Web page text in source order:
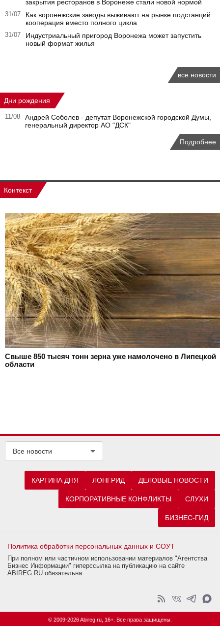
закрытия ресторанов в Воронеже стали новой нормой
31/07
Как воронежские заводы выживают на рынке подстанций:
кооперация вместо полного цикла
31/07
Индустриальный пригород Воронежа может запустить
новый формат жилья
все новости
Дни рождения
11/08
Андрей Соболев - депутат Воронежской городской Думы,
генеральный директор АО "ДСК"
Подробнее
Контекст
Свыше 850 тысяч тонн зерна уже намолочено в Липецкой
области
Все новости
КАРТИНА ДНЯ ЛОНГРИД ДЕЛОВЫЕ НОВОСТИ
КОРПОРАТИВНЫЕ КОНФЛИКТЫ СЛУХИ
БИЗНЕС-ГИД
Политика обработки персональных данных и СОУТ
При полном или частичном использовании материалов "Агентства
Бизнес Информации" гиперссылка на публикацию на сайте
ABIREG.RU обязательна
© 2009-2026 Abireg.ru, 16+. Все права защищены.